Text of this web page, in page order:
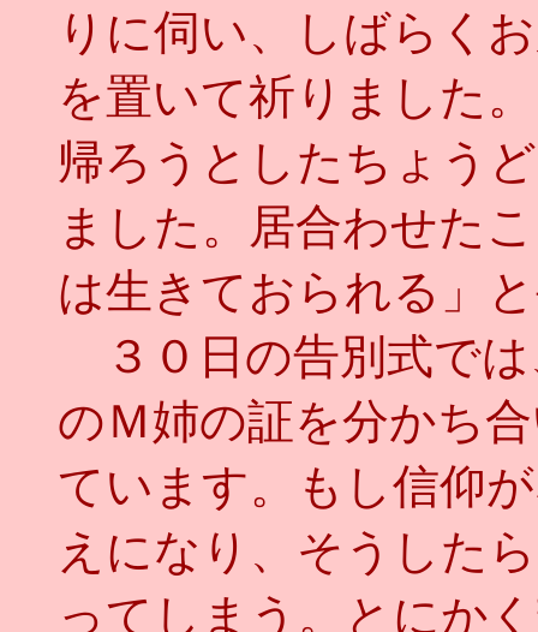
りに伺い、しばらく
を置いて祈りました
帰ろうとしたちょう
ました。居合わせた
は生きておられる」
３０日の告別式では
のＭ姉の証を分かち
ています。もし信仰
えになり、そうした
ってしまう。とにか